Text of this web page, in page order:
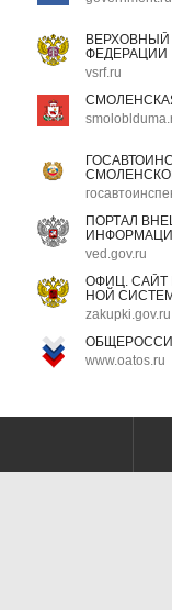
ФЕДЕРАЦИИ
vsrf.ru
ПОРТАЛ
ved.gov.ru
ОФИЦ.
НОЙ
zakupki.gov.ru
www.oatos.ru